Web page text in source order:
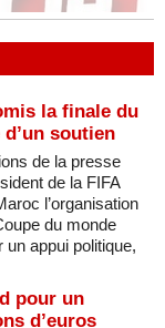
la finale du
soutien
de la presse
de la FIFA
l’organisation
du monde
un appui politique,
pour un
d’euros